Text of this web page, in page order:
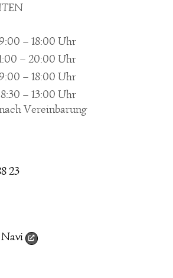
– 18:00 Uhr
– 20:00 Uhr
– 18:00 Uhr
– 13:00 Uhr
Vereinbarung
23
Navi